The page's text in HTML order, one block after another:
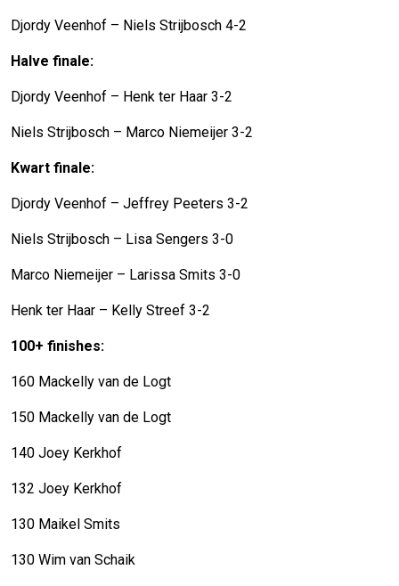
Djordy Veenhof – Niels Strijbosch 4-2
Halve finale:
Djordy Veenhof – Henk ter Haar 3-2
Niels Strijbosch – Marco Niemeijer 3-2
Kwart finale:
Djordy Veenhof – Jeffrey Peeters 3-2
Niels Strijbosch – Lisa Sengers 3-0
Marco Niemeijer – Larissa Smits 3-0
Henk ter Haar – Kelly Streef 3-2
100+ finishes:
160 Mackelly van de Logt
150 Mackelly van de Logt
140 Joey Kerkhof
132 Joey Kerkhof
130 Maikel Smits
130 Wim van Schaik